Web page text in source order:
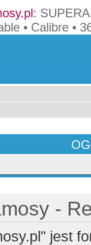
:
• Calibre •
-
jest